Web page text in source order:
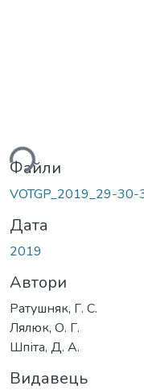
Файли
VOTGP_2019_29-30-
Дата
2019
Автори
Ратушняк, Г. С.
Лялюк, О. Г.
Шпіта, Д. А.
Видавець